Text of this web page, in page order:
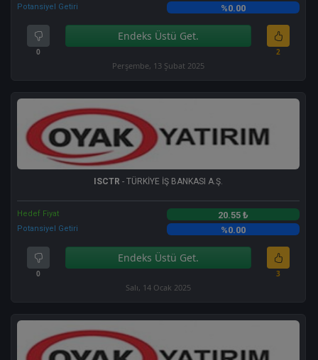
Potansiyel Getiri %0.00
0
Endeks Üstü Get.
2
Perşembe, 13 Şubat 2025
ISCTR - TÜRKİYE İŞ BANKASI A.Ş.
Hedef Fiyat 20.55 ₺
Potansiyel Getiri %0.00
0
Endeks Üstü Get.
3
Salı, 14 Ocak 2025